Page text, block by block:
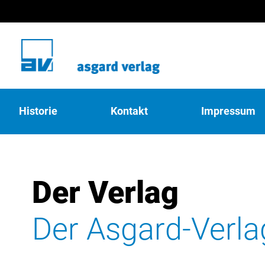
Historie Kontakt Impressum
Der Verlag
Der Asgard-